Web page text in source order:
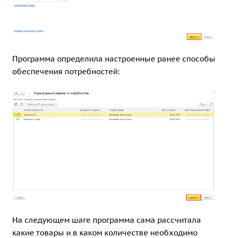
Программа определила настроенные ранее способы
обеспечения потребностей:
На следующем шаге программа сама рассчитала
какие товары и в каком количестве необходимо